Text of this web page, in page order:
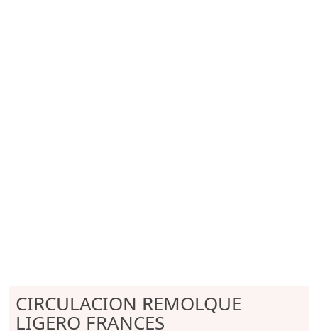
CIRCULACION REMOLQUE
LIGERO FRANCES